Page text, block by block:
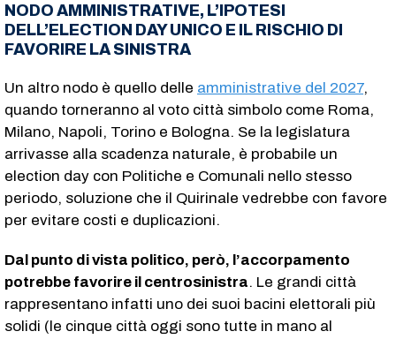
NODO AMMINISTRATIVE, L’IPOTESI
DELL’ELECTION DAY UNICO E IL RISCHIO DI
FAVORIRE LA SINISTRA
Un altro nodo è quello delle amministrative del 2027,
quando torneranno al voto città simbolo come Roma,
Milano, Napoli, Torino e Bologna. Se la legislatura
arrivasse alla scadenza naturale, è probabile un
election day con Politiche e Comunali nello stesso
periodo, soluzione che il Quirinale vedrebbe con favore
per evitare costi e duplicazioni.
Dal punto di vista politico, però, l’accorpamento
potrebbe favorire il centrosinistra. Le grandi città
rappresentano infatti uno dei suoi bacini elettorali più
solidi (le cinque città oggi sono tutte in mano al